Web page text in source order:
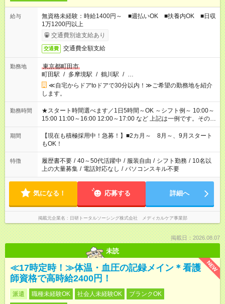
給与
無資格未経験：時給1400円～ ■週払いOK ■扶養内OK ■日収
1万1200円以上
交通費別途支給あり
交通費 交通費全額支給
勤務地
東京都町田市
町田駅 / 多摩境駅 / 鶴川駅 / …
≪自宅からドアtoドアで30分以内！≫ご希望の勤務地を紹介
します。
勤務時間
★スタート時間選べます／1日5時間～OK ～シフト例～ 10:00～
15:00 11:00～16:00 12:00～17:00 など 上記は一例です。その他
シフトもご相談ください。 ※Wワークの場合当社と合わせて法
定労働時間が週40時間を超えなければOKです。
期間
【現在も積極採用中！急募！】■2カ月～ 8月～、9月スタート
もOK！
特徴 履歴書不要 / 40～50代活躍中 / 服装自由 / シフト勤務 / 10名以
上の大量募集 / 電話対応なし / パソコンスキル不要
気になる！ 応募する 詳細へ
掲載元企業名 日研トータルソーシング株式会社 メディカルケア事業部
掲載日：2026.08.07
未読
NEW
≪17時定時！≫体温・血圧の記録メイン＊看護
師資格で高時給2400円！
派遣 職種未経験OK 社会人未経験OK
ブランクOK